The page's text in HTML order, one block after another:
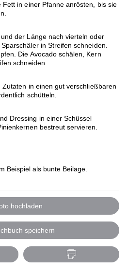
Fett in einer Pfanne anrösten, bis sie
der Länge nach vierteln oder
in Streifen schneiden.
Die Avocado schälen, Kern
schneiden.
Zutaten in einen gut verschließbaren
schütteln.
Dressing in einer Schüssel
bestreut servieren.
Beispiel als bunte Beilage.
hochladen
speichern